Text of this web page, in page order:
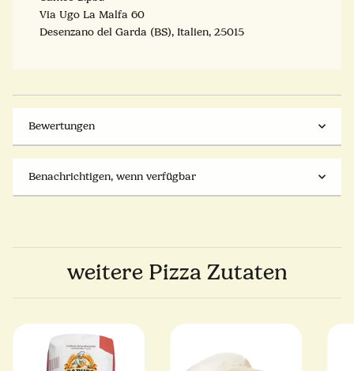
Via Ugo La Malfa 60
Desenzano del Garda (BS), Italien, 25015
Bewertungen
Benachrichtigen, wenn verfügbar
weitere Pizza Zutaten